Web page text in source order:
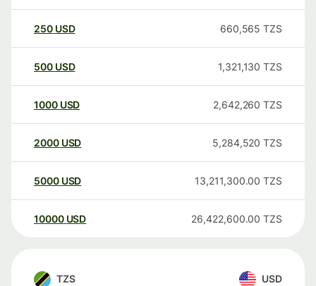
250 USD 660,565 TZS
500 USD 1,321,130 TZS
1000 USD 2,642,260 TZS
2000 USD 5,284,520 TZS
5000 USD 13,211,300.00 TZS
10000 USD 26,422,600.00 TZS
TZS USD